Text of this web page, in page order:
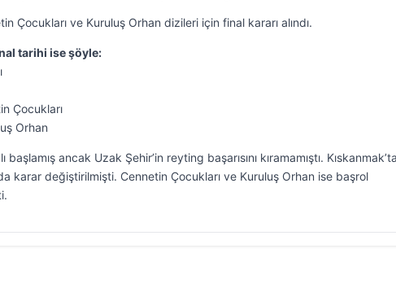
Çocukları ve Kuruluş Orhan dizileri için final kararı alındı.
tarihi ise şöyle:
Çocukları
Orhan
ancak Uzak Şehir’in reyting başarısını kıramamıştı.
karar değiştirilmişti. Cennetin Çocukları ve Kuruluş Orhan ise başrol